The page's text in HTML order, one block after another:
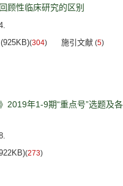
顾性临床研究的区别
(304) 施引文献 (5)
2019年1-9期“重点号”选题及
(273)